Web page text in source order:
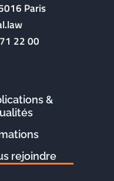
Paris
22 00
&
rejoindre